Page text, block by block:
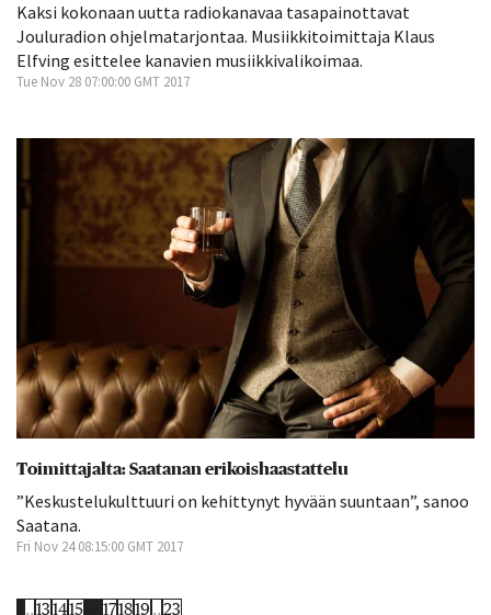
Kaksi kokonaan uutta radiokanavaa tasapainottavat
Jouluradion ohjelmatarjontaa. Musiikkitoimittaja Klaus
Elfving esittelee kanavien musiikkivalikoimaa.
Tue Nov 28 07:00:00 GMT 2017
Toimittajalta: Saatanan erikoishaastattelu
”Keskustelukulttuuri on kehittynyt hyvään suuntaan”, sanoo
Saatana.
Fri Nov 24 08:15:00 GMT 2017
..131415 171819 ..23